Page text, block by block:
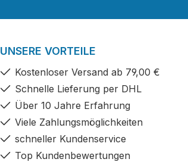
UNSERE VORTEILE
Kostenloser Versand ab 79,00 €
Schnelle Lieferung per DHL
Über 10 Jahre Erfahrung
Viele Zahlungsmöglichkeiten
schneller Kundenservice
Top Kundenbewertungen